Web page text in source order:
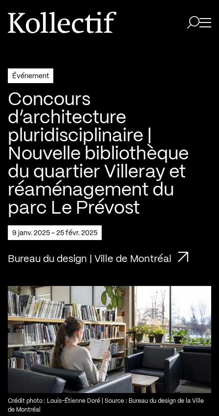
Aller à la page d'accueil
Logo Kollectif
Événement
Concours
d’architecture
pluridisciplinaire |
Nouvelle bibliothèque
du quartier Villeray et
réaménagement du
parc Le Prévost
9 janv. 2025 - 25 févr. 2025
Bureau du design | Ville de Montréal
Crédit photo : Louis-Étienne Doré | Source : Bureau du design de la Ville
de Montréal